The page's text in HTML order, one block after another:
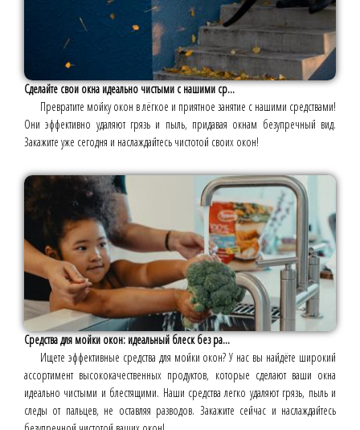
Сделайте свои окна идеально чистыми с нашими ср...
Превратите мойку окон в лёгкое и приятное занятие с нашими средствами!
Они эффективно удаляют грязь и пыль, придавая окнам безупречный вид.
Закажите уже сегодня и наслаждайтесь чистотой своих окон!
Средства для мойки окон: идеальный блеск без ра...
Ищете эффективные средства для мойки окон? У нас вы найдёте широкий
ассортимент высококачественных продуктов, которые сделают ваши окна
идеально чистыми и блестящими. Наши средства легко удаляют грязь, пыль и
следы от пальцев, не оставляя разводов. Закажите сейчас и наслаждайтесь